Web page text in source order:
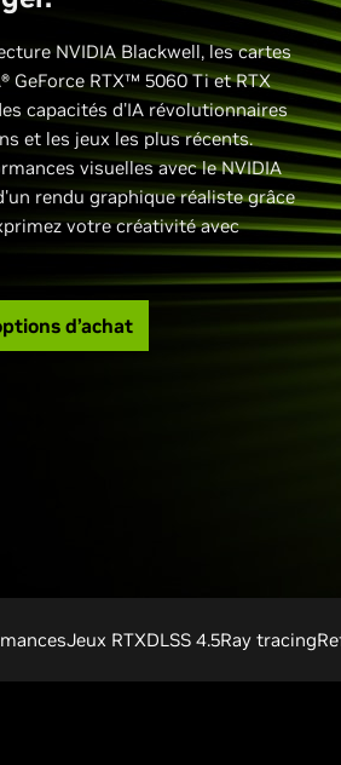
NVIDIA Blackwell, les cartes
GeForce RTX™ 5060 Ti et RTX
capacités d'IA révolutionnaires
et les jeux les plus récents.
visuelles avec le NVIDIA
rendu graphique réaliste grâce
votre créativité avec
d’achat
Jeux RTXDLSS 4.5Ray tracing